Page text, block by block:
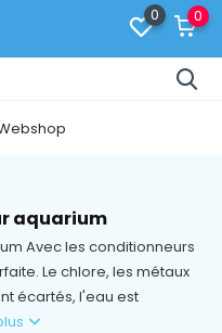
0 0
aquarium
Avec les conditionneurs
Le chlore, les métaux
écartés, l'eau est